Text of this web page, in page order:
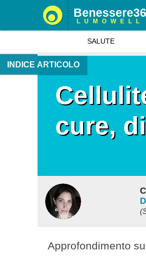
cure,
Approfondimento
INDICE ARTICOLO
LUMOWELL
SALUTE